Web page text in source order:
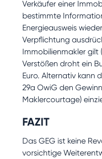
Verkäufer einer
bestimmte
Energieausweis
Verpflichtung
Immobilienmakler gilt
Verstößen droht ein
Euro. Alternativ kann
29a OwiG den
Maklercourtage)
FAZIT
Das GEG ist keine
vorsichtige